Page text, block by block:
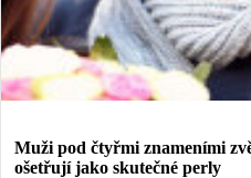
Muži pod čtyřmi znameními
ošetřují jako skutečné perly